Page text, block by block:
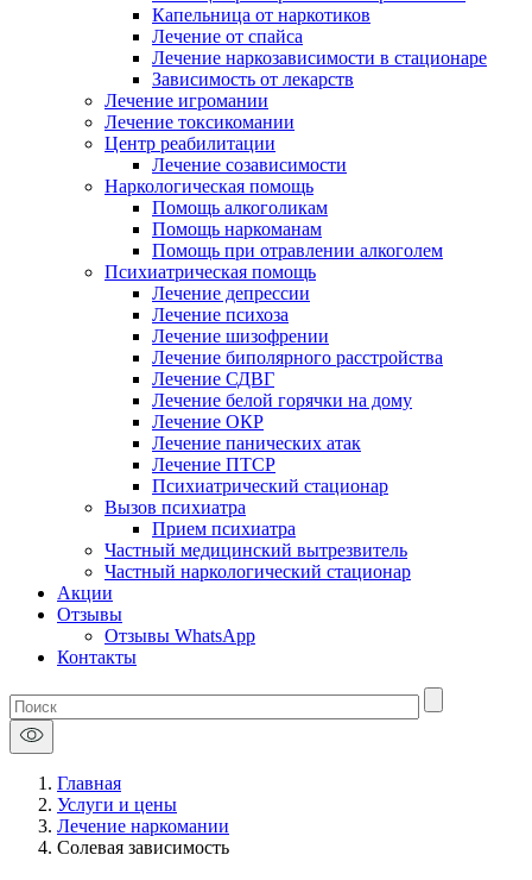
Капельница от наркотиков
Лечение от спайса
Лечение наркозависимости в стационаре
Зависимость от лекарств
Лечение игромании
Лечение токсикомании
Центр реабилитации
Лечение созависимости
Наркологическая помощь
Помощь алкоголикам
Помощь наркоманам
Помощь при отравлении алкоголем
Психиатрическая помощь
Лечение депрессии
Лечение психоза
Лечение шизофрении
Лечение биполярного расстройства
Лечение СДВГ
Лечение белой горячки на дому
Лечение ОКР
Лечение панических атак
Лечение ПТСР
Психиатрический стационар
Вызов психиатра
Прием психиатра
Частный медицинский вытрезвитель
Частный наркологический стационар
Акции
Отзывы
Отзывы WhatsApp
Контакты
Главная
Услуги и цены
Лечение наркомании
Солевая зависимость